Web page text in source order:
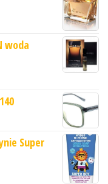
woda
Super